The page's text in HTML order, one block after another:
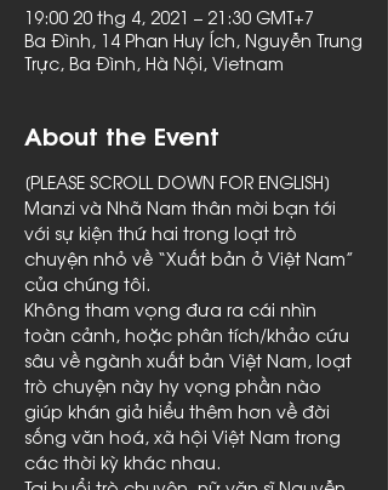
19:00 20 thg 4, 2021 – 21:30 GMT+7
Ba Đình, 14 Phan Huy Ích, Nguyễn Trung
Trực, Ba Đình, Hà Nội, Vietnam
About the Event
[PLEASE SCROLL DOWN FOR ENGLISH]
Manzi và Nhã Nam thân mời bạn tới
với sự kiện thứ hai trong loạt trò
chuyện nhỏ về “Xuất bản ở Việt Nam”
của chúng tôi.
Không tham vọng đưa ra cái nhìn
toàn cảnh, hoặc phân tích/khảo cứu
sâu về ngành xuất bản Việt Nam, loạt
trò chuyện này hy vọng phần nào
giúp khán giả hiểu thêm hơn về đời
sống văn hoá, xã hội Việt Nam trong
các thời kỳ khác nhau.